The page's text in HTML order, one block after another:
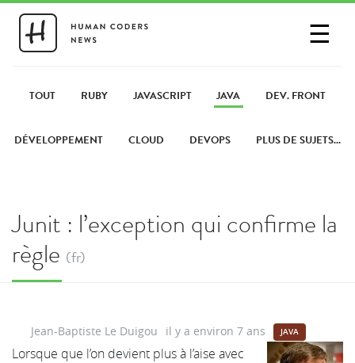
☰
PARTAGER UN LIEN
TOUT RUBY JAVASCRIPT JAVA DEV. FRONT
DÉVELOPPEMENT CLOUD DEVOPS PLUS DE SUJETS...
Junit : l’exception qui confirme la
règle (fr)
Jean-Baptiste Le Duigou il y a environ 7 ans JAVA
Lorsque que l’on devient plus à l’aise avec